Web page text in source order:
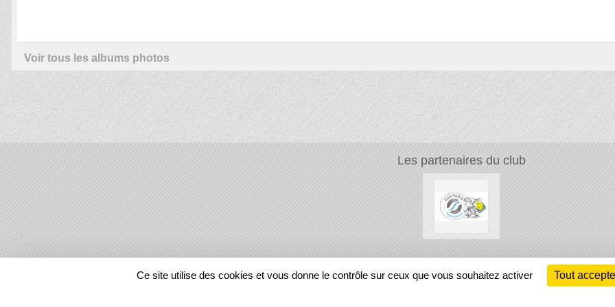
Voir tous les albums photos
Les partenaires du club
REGIONS
Ce site utilise des cookies et vous donne le contrôle sur ceux que vous souhaitez activer Tout